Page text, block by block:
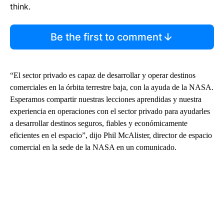
think.
Be the first to comment
“El sector privado es capaz de desarrollar y operar destinos
comerciales en la órbita terrestre baja, con la ayuda de la NASA.
Esperamos compartir nuestras lecciones aprendidas y nuestra
experiencia en operaciones con el sector privado para ayudarles
a desarrollar destinos seguros, fiables y económicamente
eficientes en el espacio”, dijo Phil McAlister, director de espacio
comercial en la sede de la NASA en un comunicado.